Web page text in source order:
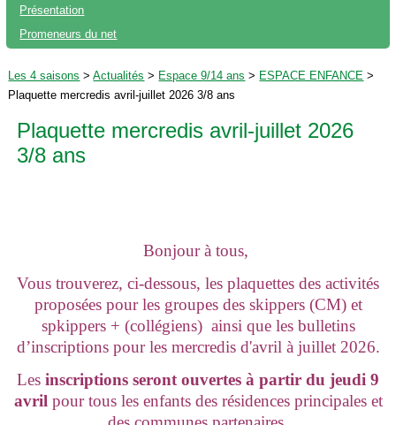
Présentation
Promeneurs du net
Les 4 saisons >Actualités > Espace 9/14 ans > ESPACE ENFANCE >
Plaquette mercredis avril-juillet 2026 3/8 ans
Plaquette mercredis avril-juillet 2026
3/8 ans
Bonjour à tous,
Vous trouverez, ci-dessous, les plaquettes des activités
proposées pour les groupes des skippers (CM) et
spkippers + (collégiens) ainsi que les bulletins
d’inscriptions pour les mercredis d'avril à juillet 2026.
Les inscriptions seront ouvertes à partir du jeudi 9
avril pour tous les enfants des résidences principales et